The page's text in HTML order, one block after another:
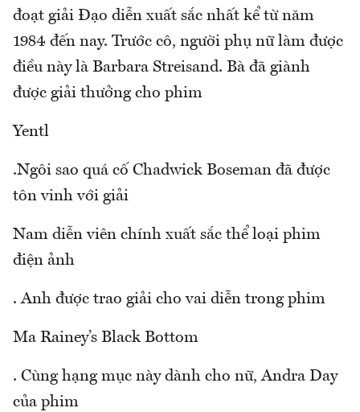
đoạt giải Đạo diễn xuất sắc nhất kể từ năm
1984 đến nay. Trước cô, người phụ nữ làm được
điều này là Barbara Streisand. Bà đã giành
được giải thưởng cho phim
Yentl
.Ngôi sao quá cố Chadwick Boseman đã được
tôn vinh với giải
Nam diễn viên chính xuất sắc thể loại phim
điện ảnh
. Anh được trao giải cho vai diễn trong phim
Ma Rainey’s Black Bottom
. Cùng hạng mục này dành cho nữ, Andra Day
của phim